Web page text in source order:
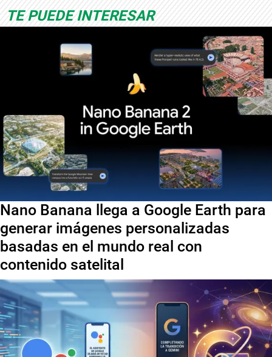
TE PUEDE INTERESAR
Nano Banana llega a Google Earth para
generar imágenes personalizadas
basadas en el mundo real con
contenido satelital